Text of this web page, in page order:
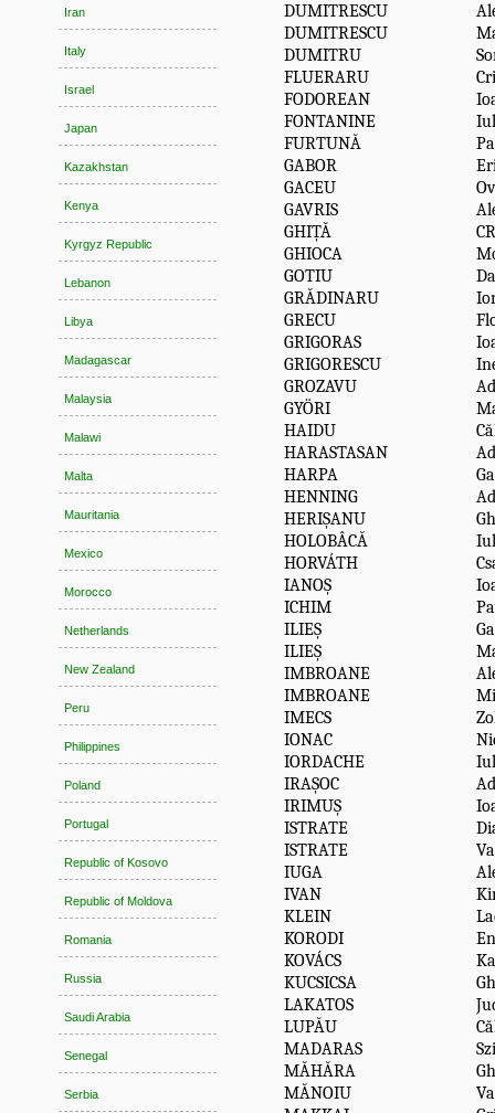
Iran
Italy
Israel
Japan
Kazakhstan
Kenya
Kyrgyz Republic
Lebanon
Libya
Madagascar
Malaysia
Malawi
Malta
Mauritania
Mexico
Morocco
Netherlands
New Zealand
Peru
Philippines
Poland
Portugal
Republic of Kosovo
Republic of Moldova
Romania
Russia
Saudi Arabia
Senegal
Serbia
DUMITRESCU
DUMITRESCU
DUMITRU
FLUERARU
FODOREAN
FONTANINE
FURTUNĂ
GABOR
GACEU
GAVRIS
GHIȚĂ
GHIOCA
GOTIU
GRĂDINARU
GRECU
GRIGORAS
GRIGORESCU
GROZAVU
GYÖRI
HAIDU
HARASTASAN
HARPA
HENNING
HERIȘANU
HOLOBÂCĂ
HORVÁTH
IANOȘ
ICHIM
ILIEȘ
ILIEȘ
IMBROANE
IMBROANE
IMECS
IONAC
IORDACHE
IRAȘOC
IRIMUȘ
ISTRATE
ISTRATE
IUGA
IVAN
KLEIN
KORODI
KOVÁCS
KUCSICSA
LAKATOS
LUPĂU
MADARAS
MĂHĂRA
MĂNOIU